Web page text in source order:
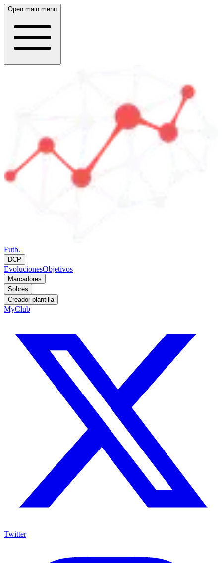
Open main menu
Futb.
DCP
EvolucionesObjetivos
Marcadores
Sobres
Creador plantilla
MyClub
Twitter